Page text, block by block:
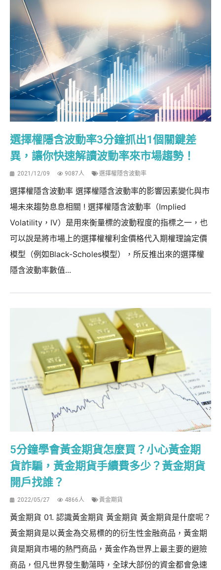
選擇權隱含波動率3分鐘抓出1個關鍵差
異，讓你快速解讀波動率來市場趨勢！
2021/12/09 9087人 選擇權隱含波動率
選擇權隱含波動率 選擇權隱含波動率的影響因素變化與市
場未來趨勢息息相關 ! 選擇權隱含波動率（Implied
Volatility，IV）是用來衡量標的波動程度的指標之一，也
可以說是將市場上的選擇權權利金價格代入期權理論定價
模型（例如Black-Scholes模型），所反推出來的選擇權
隱含波動率數值...
5分鐘學會黃金期貨怎麼買？小心黃金期
貨詐騙，黃金期貨手續費多少？黃金期貨
開戶找誰？
2022/05/27 4866人 黃金期貨
黃金期貨 01. 認識黃金期貨 黃金期貨 黃金期貨是什麼呢？
黃金期貨是以黃金為交易標的的衍生性金融商品，黃金期
貨是期貨市場的熱門商品，黃金作為世界上最主要的避險
商品，但凡世界發生動蕩時，全球大部份的資金都會急速